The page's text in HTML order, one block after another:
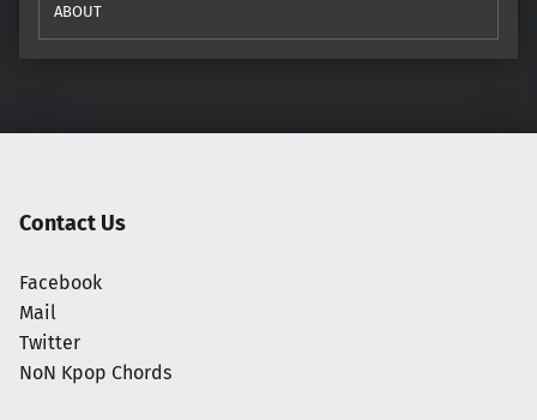
ABOUT
Contact Us
Facebook
Mail
Twitter
NoN Kpop Chords